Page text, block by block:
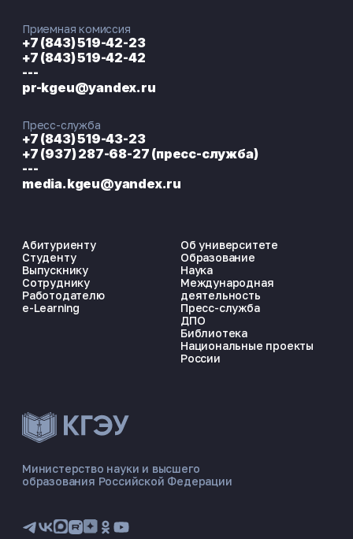
ЭНЕРГОКОД — ПОМОЩНИК КГЭУ
📋 Приёмная комиссия
🏠 Общежитие
Министерство науки и высшего
образования Российской Федерации
Абитуриенту
Студенту
Выпускнику
Сотруднику
Работодателю
e-Learning
Об университете
Образование
Наука
Международная
деятельность
Пресс-служба
ДПО
Библиотека
Национальные проекты
России
Приемная комиссия
+7 (843) 519-42-23
+7 (843) 519-42-42
---
pr-kgeu@yandex.ru
Пресс-служба
+7 (843) 519-43-23
+7 (937) 287-68-27 (пресс-служба)
---
media.kgeu@yandex.ru